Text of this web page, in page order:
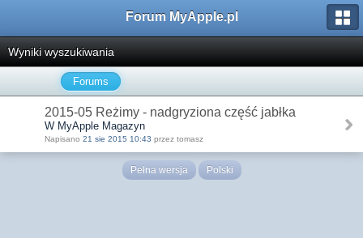
Forum MyApple.pl
Wyniki wyszukiwania
Forums
2015-05 Reżimy - nadgryziona część jabłka
W MyApple Magazyn
Napisano 21 sie 2015 10:43 przez tomasz
Pełna wersja Polski